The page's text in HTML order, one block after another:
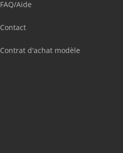
FAQ/Aide
Contact
Contrat d'achat modèle